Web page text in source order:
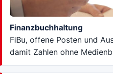
Finanzbuchhaltung
FiBu, offene Posten und
damit Zahlen ohne